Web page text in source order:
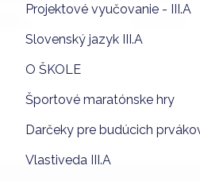
Projektové vyučovanie - III.A
Slovenský jazyk III.A
O ŠKOLE
Športové maratónske hry
Darčeky pre budúcich
Vlastiveda III.A